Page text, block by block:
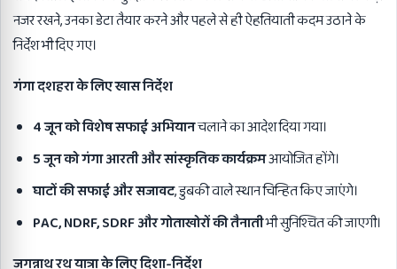
नजर रखने, उनका डेटा तैयार करने और पहले से ही ऐहतियाती कदम उठाने के
निर्देश भी दिए गए।
गंगा दशहरा के लिए खास निर्देश
4जून को विशेष सफाई अभियानचलाने का आदेश दिया गया।
5जून को गंगा आरती और सांस्कृतिक कार्यक्रमआयोजित होंगे।
घाटों की सफाई और सजावट, डुबकी वाले स्थान चिन्हित किए जाएंगे।
PAC, NDRF, SDRFऔर गोताखोरों की तैनातीभी सुनिश्चित की जाएगी।
जगन्नाथ रथ यात्रा के लिए दिशा-निर्देश